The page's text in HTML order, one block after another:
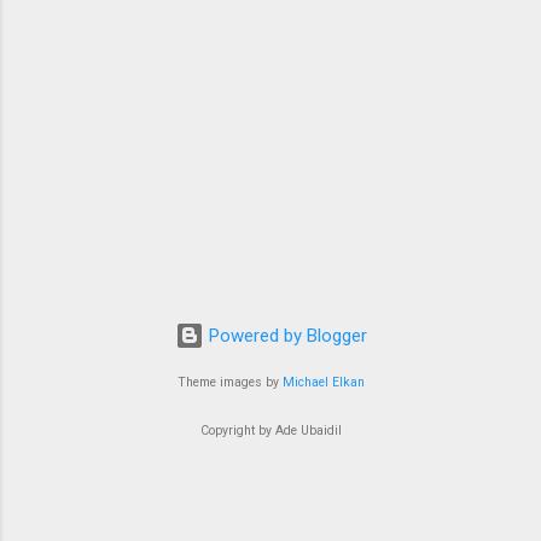
Powered by Blogger
Theme images by Michael Elkan
Copyright by Ade Ubaidil